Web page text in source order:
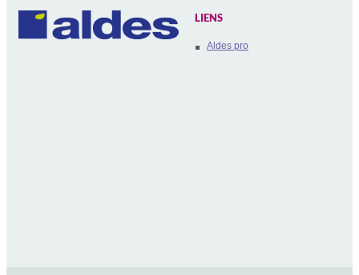
LIENS
Aldes pro